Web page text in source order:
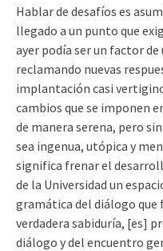
Hablar de desafíos es
llegado a un punto que
ayer podía ser un factor
reclamando nuevas
implantación casi
cambios que se imponen
de manera serena, pero
sea ingenua, utópica y
significa frenar el
de la Universidad un
gramática del diálogo que
verdadera sabiduría, [es]
diálogo y del encuentro